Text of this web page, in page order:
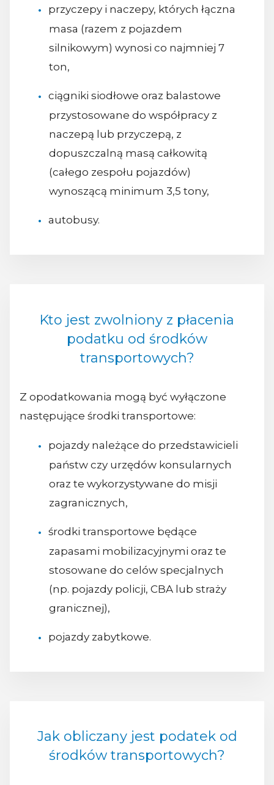
przyczepy i naczepy, których łączna
masa (razem z pojazdem
silnikowym) wynosi co najmniej 7
ton,
ciągniki siodłowe oraz balastowe
przystosowane do współpracy z
naczepą lub przyczepą, z
dopuszczalną masą całkowitą
(całego zespołu pojazdów)
wynoszącą minimum 3,5 tony,
autobusy.
Kto jest zwolniony z płacenia
podatku od środków
transportowych?
Z opodatkowania mogą być wyłączone
następujące środki transportowe:
pojazdy należące do przedstawicieli
państw czy urzędów konsularnych
oraz te wykorzystywane do misji
zagranicznych,
środki transportowe będące
zapasami mobilizacyjnymi oraz te
stosowane do celów specjalnych
(np. pojazdy policji, CBA lub straży
granicznej),
pojazdy zabytkowe.
Jak obliczany jest podatek od
środków transportowych?